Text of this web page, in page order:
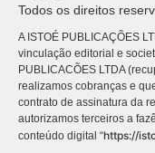
Todos os direitos
A ISTOÉ PUBLICAÇÕES
vinculação editorial e
PUBLICACÕES LTDA
realizamos cobranças e
contrato de assinatura da
autorizamos terceiros a
conteúdo digital “https://